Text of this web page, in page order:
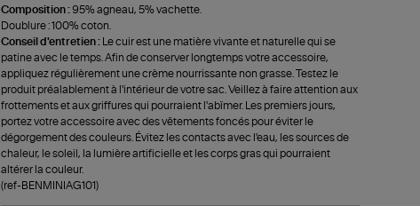
Composition : 95% agneau, 5% vachette.
Doublure : 100% coton.
Conseil d'entretien :
Le cuir est une matière vivante et naturelle qui se
patine avec le temps. Afin de conserver longtemps votre accessoire,
appliquez régulièrement une crème nourrissante non grasse. Testez le
produit préalablement à l'intérieur de votre sac. Veillez à faire attention aux
frottements et aux griffures qui pourraient l'abîmer. Les premiers jours,
portez votre accessoire avec des vêtements foncés pour éviter le
dégorgement des couleurs. Évitez les contacts avec l'eau, les sources de
chaleur, le soleil, la lumière artificielle et les corps gras qui pourraient
altérer la couleur.
(ref-BENMINIAG101)